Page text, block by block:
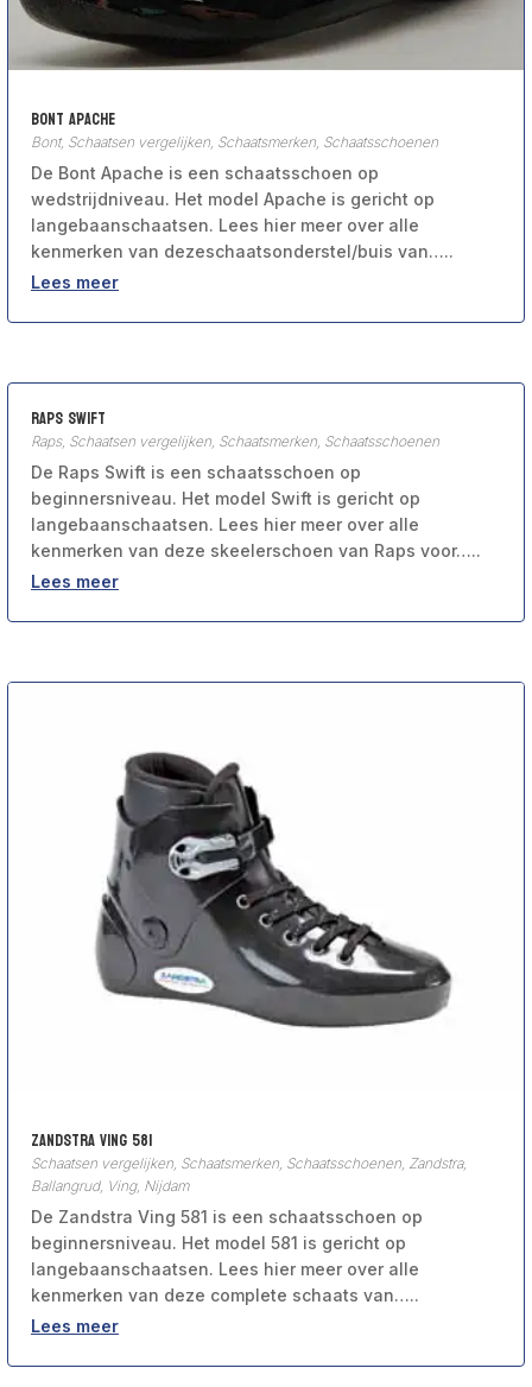
Bont Apache
Bont, Schaatsen vergelijken Schaatsmerken Schaatsschoenen
De Bont Apache is een schaatsschoen op
wedstrijdniveau. Het model Apache is gericht op
langebaanschaatsen. Lees hier meer over alle
kenmerken van dezeschaatsonderstel/buis van…..
Lees meer
Raps Swift
Raps, Schaatsen vergelijken Schaatsmerken Schaatsschoenen
De Raps Swift is een schaatsschoen op
beginnersniveau. Het model Swift is gericht op
langebaanschaatsen. Lees hier meer over alle
kenmerken van deze skeelerschoen van Raps voor…..
Lees meer
Zandstra Ving 581
Schaatsen vergelijken, Schaatsmerken, Schaatsschoenen, Zandstra,
Ballangrud, Ving, Nijdam
De Zandstra Ving 581 is een schaatsschoen op
beginnersniveau. Het model 581 is gericht op
langebaanschaatsen. Lees hier meer over alle
kenmerken van deze complete schaats van…..
Lees meer